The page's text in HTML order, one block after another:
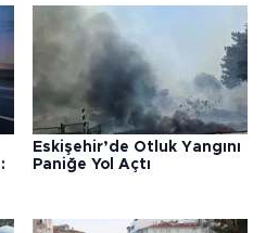
Eskişehir’de Otluk Yangını
Paniğe Yol Açtı